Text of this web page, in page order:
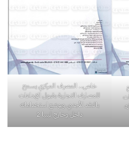
خاص.. المصرف المركزي يسمح
للمصارف التجارية بقبول الإيداعات
بالنقد الأجنبي ويوسّع استخداماته
داخل وخارج ليبيا 2